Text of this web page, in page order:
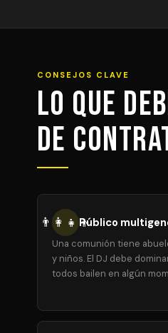
CONSEJOS CLAVE
Lo que
de
👨‍👩‍👧‍👦Público
Una comunión tiene
y niños. El DJ debe
todos bailen en algún